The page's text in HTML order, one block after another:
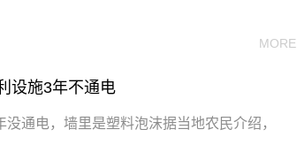
MORE
设施3年不通电
通电，墙里是塑料泡沫据当地农民介绍，